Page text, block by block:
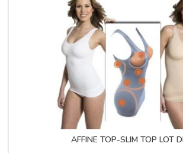
AFFINE TOP-SLIM TOP LOT